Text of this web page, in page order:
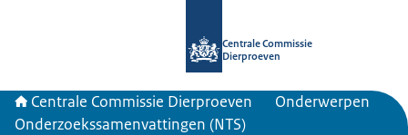
Centrale Commissie
Dierproeven
Centrale Commissie Dierproeven
Onderwerpen
Onderzoekssamenvattingen (NTS)